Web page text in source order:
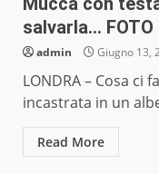
salvarla… FOTO
admin Giugno 13,
LONDRA – Cosa ci
incastrata in un
Read More